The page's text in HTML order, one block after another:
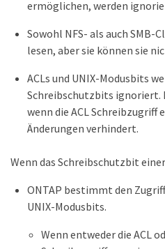
ermöglichen, werden
Sowohl NFS- als auch SMB-
lesen, aber sie können sie
ACLs und UNIX-Modusbits
Schreibschutzbits ignoriert.
wenn die ACL
Änderungen verhindert.
Wenn das Schreibschutzbit
ONTAP bestimmt den
UNIX-Modusbits.
Wenn entweder die ACL